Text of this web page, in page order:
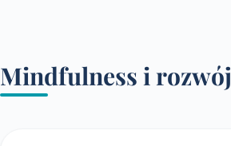
Mindfulness i rozwój